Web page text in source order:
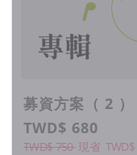
舞台經驗豐富的她，
與掌控觀眾心靈的能
能，更是陶冶心靈、
募資方案（ 2
TWD$ 680
TWD$ 750 現省 TWD$